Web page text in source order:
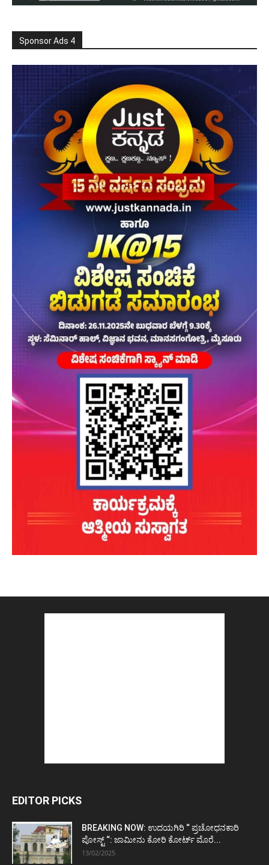
Sponsor Ads 4
EDITOR PICKS
BREAKING NOW: ಉದಯಗಿರಿ “ ಪ್ರಚೋಧನಕಾರಿ
ಪೋಸ್ಟ್‌ “: ಜಾಮೀನು ಕೋರಿ ಕೋರ್ಟ್‌ ಮೊರೆ...
13/02/2025